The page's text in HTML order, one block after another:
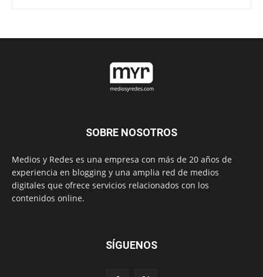
SOBRE NOSOTROS
Medios y Redes es una empresa con más de 20 años de
experiencia en blogging y una amplia red de medios
digitales que ofrece servicios relacionados con los
contenidos online.
SÍGUENOS